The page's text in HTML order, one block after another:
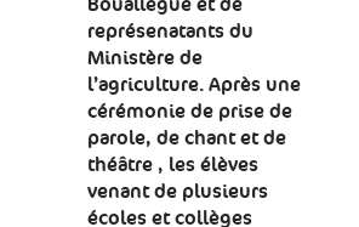
représenatants du
Ministère de
l’agriculture. Après une
cérémonie de prise de
parole, de chant et de
théâtre , les élèves
venant de plusieurs
écoles et collèges